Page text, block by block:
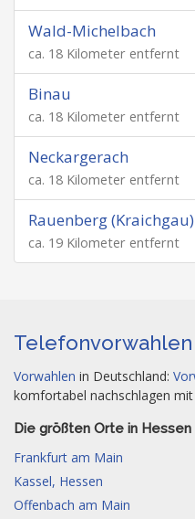
Wald-Michelbach
ca. 18 Kilometer entfernt
Binau
ca. 18 Kilometer entfernt
Neckargerach
ca. 18 Kilometer entfernt
Rauenberg (Kraichgau)
ca. 19 Kilometer entfernt
Telefonvorwahlen
Vorwahlen in Deutschland:
komfortabel nachschlagen
Die größten Orte in Hessen
Frankfurt am Main
Kassel, Hessen
Offenbach am Main